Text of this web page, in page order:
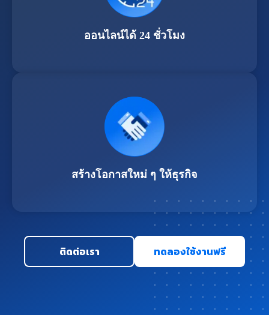
ออนไลน์ได้ 24 ชั่วโมง
สร้างโอกาสใหม่ ๆ ให้ธุรกิจ
ติดต่อเรา ทดลองใช้งานฟรี